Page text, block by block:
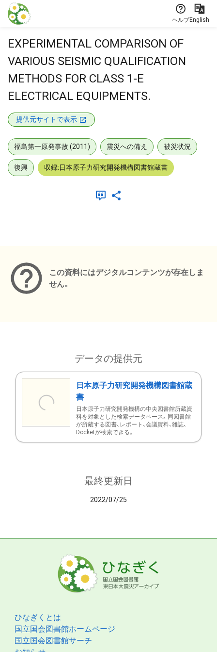
本文に飛ぶ
ヘルプEnglish
EXPERIMENTAL COMPARISON OF
VARIOUS SEISMIC QUALIFICATION
METHODS FOR CLASS 1-E
ELECTRICAL EQUIPMENTS.
提供元サイトで表示
福島第一原発事故 (2011) 震災への備え 被災状況
復興 収録:日本原子力研究開発機構図書館蔵書
この資料にはデジタルコンテンツが存在しま
せん。
データの提供元
日本原子力研究開発機構図書館蔵
書
日本原子力研究開発機構の中央図書館所蔵資
料を対象とした検索データベース。同図書館
が所蔵する図書、レポート、会議資料、雑誌、
Docketが検索できる。
最終更新日
2022/07/25
ひなぎくとは
国立国会図書館ホームページ
国立国会図書館サーチ